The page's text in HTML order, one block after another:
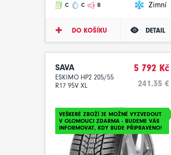
C C B Zimní
DO KOŠÍKU DETAIL
SAVA
ESKIMO HP2 205/55
R17 95V XL
5 792 Kč
241.35 €
VEŠKERÉ ZBOŽÍ JE MOŽNÉ VYZVEDOUT
V OLOMOUCI ZDARMA - BUDEME VÁS
INFORMOVAT, KDY BUDE PŘIPRAVENO!